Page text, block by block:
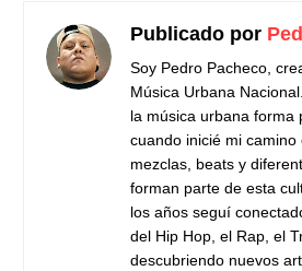
Publicado por
Soy Pedro Pacheco,
Música Urbana
la música urbana forma
cuando inicié mi
mezclas, beats y
forman parte de esta
los años seguí
del Hip Hop, el Rap, el
descubriendo nuevos